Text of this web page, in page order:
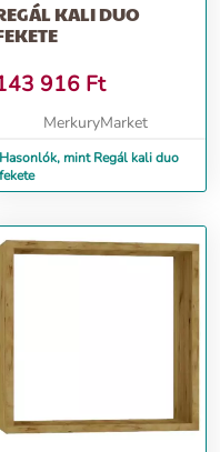
KALI DUO
916 Ft
MerkuryMarket
Hasonlók, mint Regál kali duo
fekete